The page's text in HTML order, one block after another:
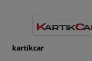
kartikcar